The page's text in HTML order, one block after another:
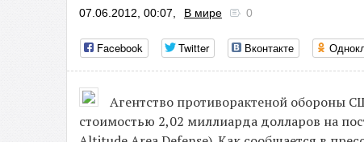
07.06.2012, 00:07, В мире 0
Facebook Twitter Вконтакте
Агентство противорактеной обороны
стоимостью 2,02 миллиарда долларов на